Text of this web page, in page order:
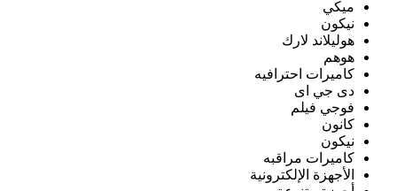
ميكي
نيكون
هوليلاند لارك
هوهم
كاميرات احترافيه
دى جي اى
فوجي فيلم
كانون
نيكون
كاميرات مراقبه
الأجهزة الإلكترونية